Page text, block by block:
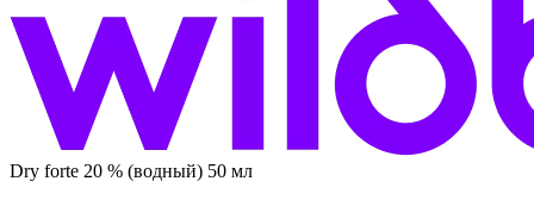
Dry forte 20 % (водный) 50 мл